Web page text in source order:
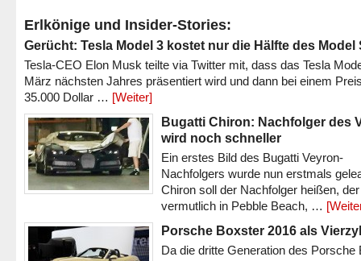
Erlkönige und Insider-Stories:
Gerücht: Tesla Model 3 kostet nur die Hälfte des Model
Tesla-CEO Elon Musk teilte via Twitter mit, dass das Tesla
März nächsten Jahres präsentiert wird und dann bei einem
35.000 Dollar … [Weiter]
Bugatti Chiron: Nachfolger des
wird noch schneller
Ein erstes Bild des Bugatti Veyron-
Nachfolgers wurde nun erstmals
Chiron soll der Nachfolger heißen, der
vermutlich in Pebble Beach, …
Porsche Boxster 2016 als
Da die dritte Generation des Porsche